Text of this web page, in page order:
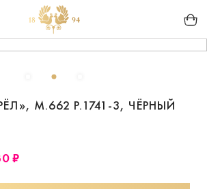
М.662 Р.1741-3, ЧЁРНЫЙ
₽